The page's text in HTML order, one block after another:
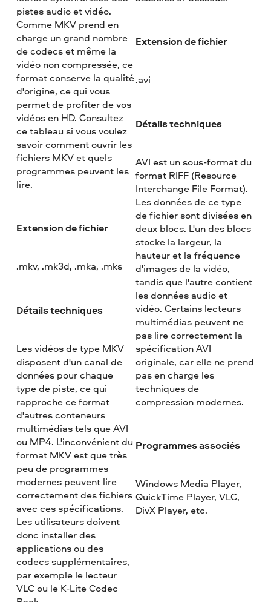
pistes audio et vidéo.
Comme MKV prend en
charge un grand nombre
de codecs et même la
vidéo non compressée, ce
format conserve la qualité
d'origine, ce qui vous
permet de profiter de vos
vidéos en HD. Consultez
ce tableau si vous voulez
savoir comment ouvrir les
fichiers MKV et quels
programmes peuvent les
lire.
Extension de fichier
.mkv, .mk3d, .mka, .mks
Détails techniques
Les vidéos de type MKV
disposent d'un canal de
données pour chaque
type de piste, ce qui
rapproche ce format
d'autres conteneurs
multimédias tels que AVI
ou MP4. L'inconvénient du
format MKV est que très
peu de programmes
modernes peuvent lire
correctement des fichiers
avec ces spécifications.
Les utilisateurs doivent
donc installer des
applications ou des
codecs supplémentaires,
par exemple le lecteur
VLC ou le K-Lite Codec
Extension de fichier
.avi
Détails techniques
AVI est un sous-format du
format RIFF (Resource
Interchange File Format).
Les données de ce type
de fichier sont divisées en
deux blocs. L'un des blocs
stocke la largeur, la
hauteur et la fréquence
d'images de la vidéo,
tandis que l'autre contient
les données audio et
vidéo. Certains lecteurs
multimédias peuvent ne
pas lire correctement la
spécification AVI
originale, car elle ne prend
pas en charge les
techniques de
compression modernes.
Programmes associés
Windows Media Player,
QuickTime Player, VLC,
DivX Player, etc.